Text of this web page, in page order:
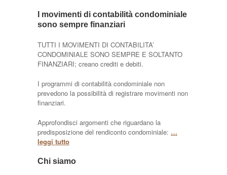
I movimenti di contabilità condominiale
sono sempre finanziari
TUTTI I MOVIMENTI DI CONTABILITA’
CONDOMINIALE SONO SEMPRE E SOLTANTO
FINANZIARI; creano crediti e debiti.
I programmi di contabilità condominiale non
prevedono la possibilità di registrare movimenti non
finanziari.
Approfondisci argomenti che riguardano la
predisposizione del rendiconto condominiale: …
leggi tutto
Chi siamo